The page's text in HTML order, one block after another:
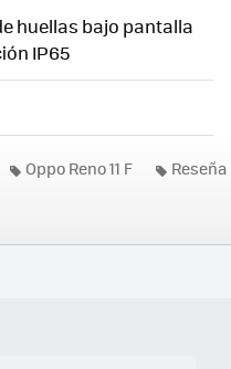
huellas bajo pantalla
IP65
Oppo Reno 11 F Reseña